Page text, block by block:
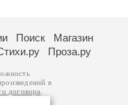
Поиск
Магазин
Проза.ру
в
договора
авторам